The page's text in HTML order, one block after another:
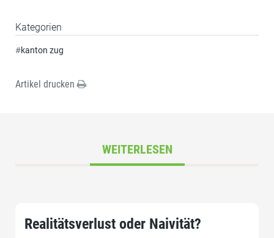
Kategorien
#kanton zug
Artikel drucken
WEITERLESEN
Realitätsverlust oder Naivität?